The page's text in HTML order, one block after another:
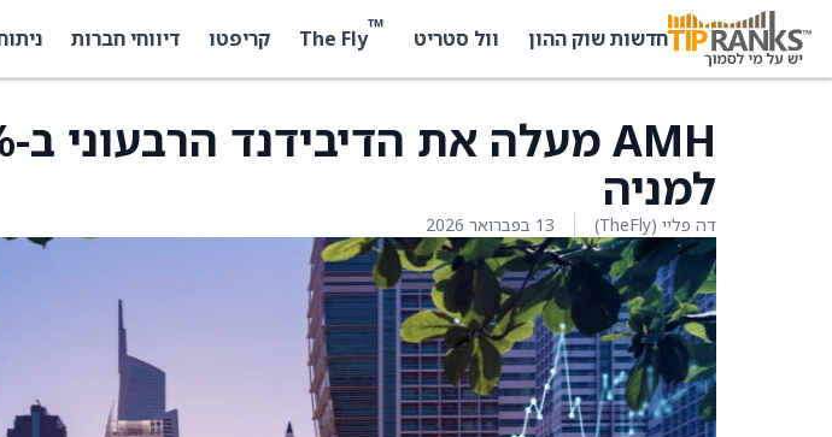
חדשות שוק ההון וול סטריט ™
The Fly קריפטו דיווחי חברות
למניה
דה פליי (TheFly) 13 בפברואר 2026